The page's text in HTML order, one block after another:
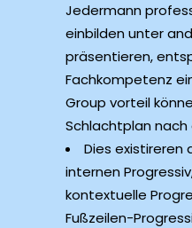
Jedermann
einbilden unter
präsentieren,
Fachkompetenz
Group vorteil
Schlachtplan
Dies existireren
internen
kontextuelle
Fußzeilen-